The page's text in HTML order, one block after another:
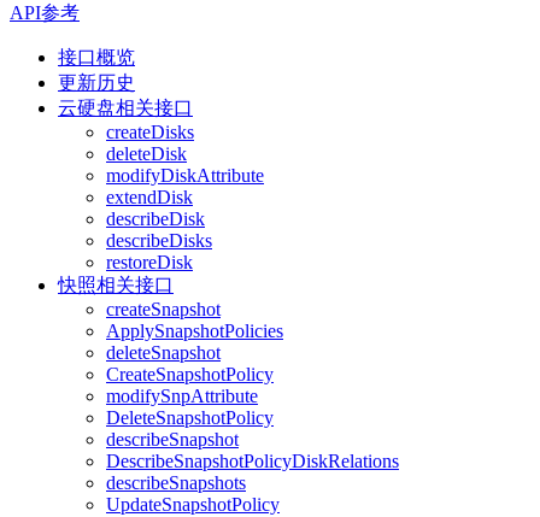
API参考
接口概览
更新历史
云硬盘相关接口
createDisks
deleteDisk
modifyDiskAttribute
extendDisk
describeDisk
describeDisks
restoreDisk
快照相关接口
createSnapshot
ApplySnapshotPolicies
deleteSnapshot
CreateSnapshotPolicy
modifySnpAttribute
DeleteSnapshotPolicy
describeSnapshot
DescribeSnapshotPolicyDiskRelations
describeSnapshots
UpdateSnapshotPolicy